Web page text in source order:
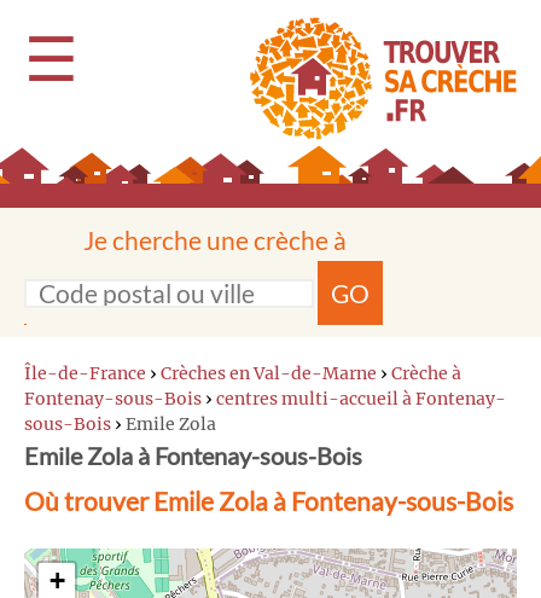
☰
Je cherche une crèche à
GO
Île-de-France › Crèches en Val-de-Marne › Crèche à
Fontenay-sous-Bois › centres multi-accueil à Fontenay-
sous-Bois › Emile Zola
Emile Zola à Fontenay-sous-Bois
Où trouver Emile Zola à Fontenay-sous-Bois
+